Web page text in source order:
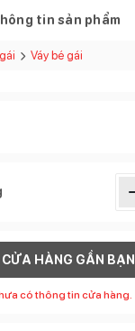
tin sản phẩm
Váy bé gái
CỬA HÀNG GẦN BẠN
có thông tin cửa hàng.